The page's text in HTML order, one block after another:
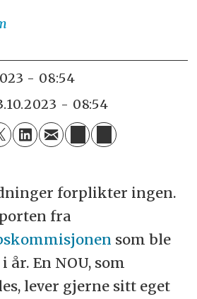
- 08:54
- 08:54
forplikter ingen.
fra
som ble
En NOU, som
lever gjerne sitt eget